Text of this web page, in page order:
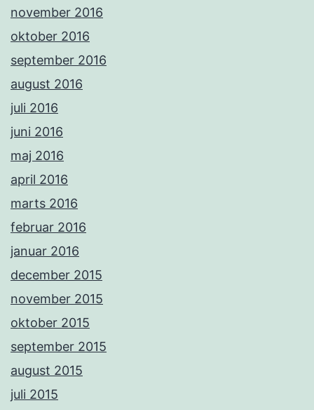
november 2016
oktober 2016
september 2016
august 2016
juli 2016
juni 2016
maj 2016
april 2016
marts 2016
februar 2016
januar 2016
december 2015
november 2015
oktober 2015
september 2015
august 2015
juli 2015